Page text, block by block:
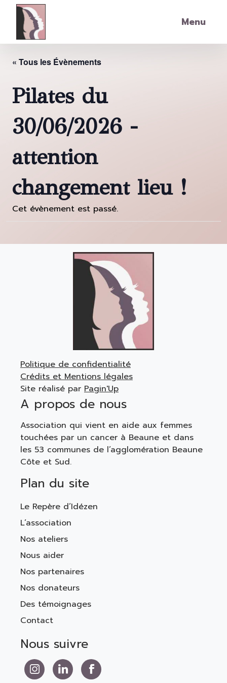
Skip to main content
Menu
« Tous les Évènements
Pilates du
30/06/2026 -
attention
changement lieu !
Cet évènement est passé.
Politique de confidentialité
Crédits et Mentions légales
Site réalisé par Pagin'Up
A propos de nous
Association qui vient en aide aux femmes
touchées par un cancer à Beaune et dans
les 53 communes de l’agglomération Beaune
Côte et Sud.
Plan du site
Le Repère d’Idézen
L’association
Nos ateliers
Nous aider
Nos partenaires
Nos donateurs
Des témoignages
Contact
Nous suivre
Nous suivre sur Instagram
Nous suivre sur LinkedIn
Nous suivre sur Facebook